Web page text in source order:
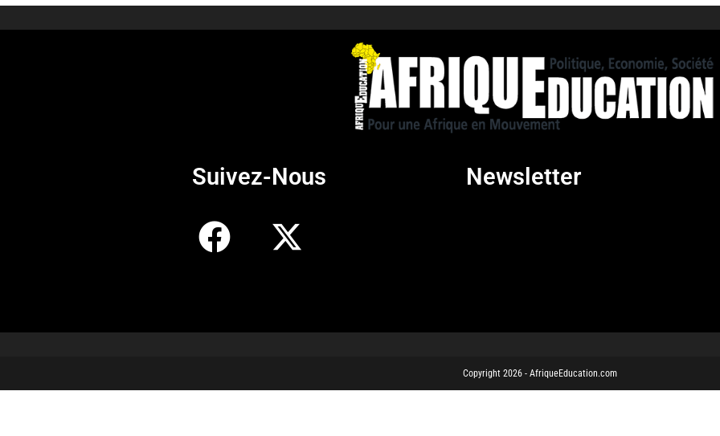
Suivez-Nous Newsletter
Copyright 2026 - AfriqueEducation.com